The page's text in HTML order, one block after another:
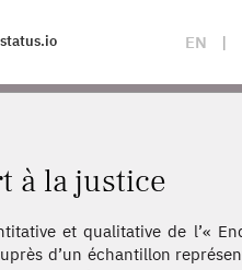
status.io EN |
à la justice
et qualitative de l’«
d’un échantillon